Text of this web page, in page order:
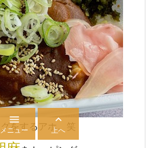
をするアホ。笑

メニュー

上へ